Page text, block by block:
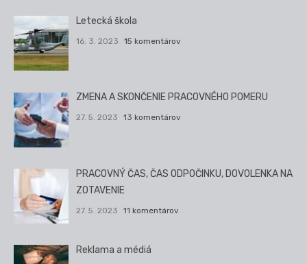
Letecká škola
16. 3. 2023 15 komentárov
ZMENA A SKONČENIE PRACOVNÉHO POMERU
27. 5. 2023 13 komentárov
PRACOVNÝ ČAS, ČAS ODPOČINKU, DOVOLENKA NA
ZOTAVENIE
27. 5. 2023 11 komentárov
Reklama a médiá